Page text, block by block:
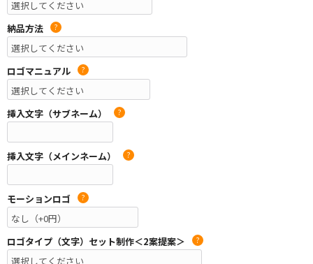
納品方法 ?
ロゴマニュアル ?
挿入文字（サブネーム） ?
挿入文字（メインネーム） ?
モーションロゴ ?
ロゴタイプ（文字）セット制作＜2案提案＞ ?